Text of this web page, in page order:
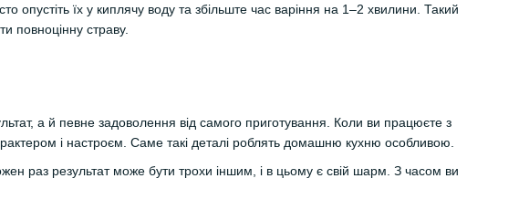
їх у киплячу воду та збільште час варіння на 1–2 хвилини. Такий
повноцінну страву.
а й певне задоволення від самого приготування. Коли ви працюєте з
і настроєм. Саме такі деталі роблять домашню кухню особливою.
раз результат може бути трохи іншим, і в цьому є свій шарм. З часом ви